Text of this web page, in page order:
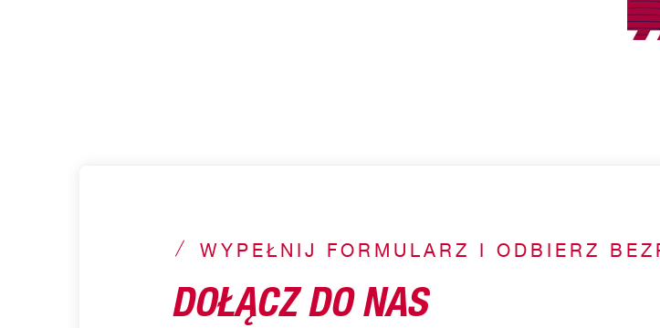
WYPEŁNIJ FORMULARZ I ODBIERZ
DOŁĄCZ DO NAS